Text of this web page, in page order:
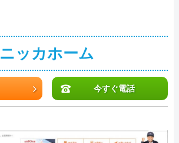
ニッカホーム
今すぐ電話